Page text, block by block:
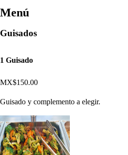
Menú
Guisados
1 Guisado
MX$150.00
Guisado y complemento a elegir.